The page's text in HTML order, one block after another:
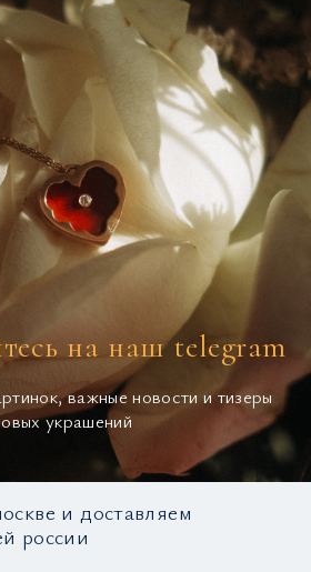
на наш telegram
важные новости и тизеры
украшений
и доставляем
россии